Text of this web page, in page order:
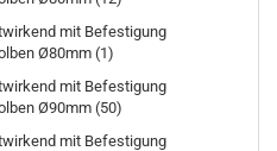
mit Befestigung
Ø80mm (1)
mit Befestigung
Ø90mm (50)
mit Befestigung